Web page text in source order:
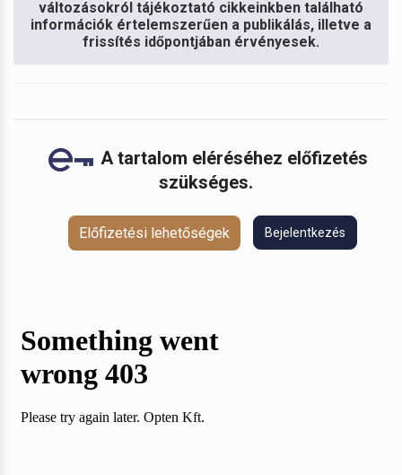
változásokról tájékoztató cikkeinkben található
információk értelemszerűen a publikálás, illetve a
frissítés időpontjában érvényesek.
A tartalom eléréséhez előfizetés
szükséges.
Előfizetési lehetőségek Bejelentkezés